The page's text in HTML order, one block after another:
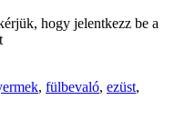
hogy jelentkezz be a
, fülbevaló, ezüst,